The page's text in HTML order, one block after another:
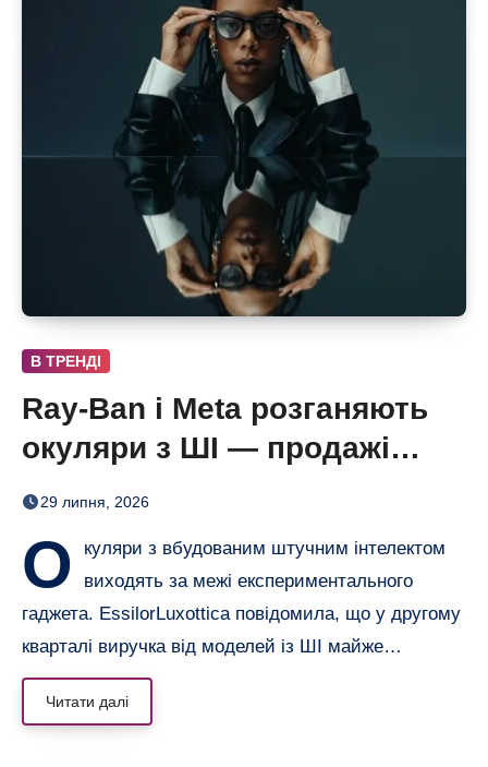
В ТРЕНДІ
Ray-Ban і Meta розганяють
окуляри з ШІ — продажі
майже подвоїлися
29 липня, 2026
О
куляри з вбудованим штучним інтелектом
виходять за межі експериментального
гаджета. EssilorLuxottica повідомила, що у другому
кварталі виручка від моделей із ШІ майже…
Читати далі